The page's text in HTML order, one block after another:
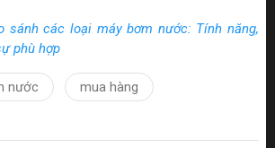
sánh các loại máy bơm nước: Tính năng,
phù hợp
nước mua hàng